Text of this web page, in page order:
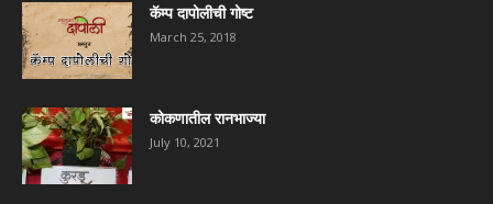
कॅम्प दापोलीची गोष्ट
March 25, 2018
कोकणातील रानभाज्या
July 10, 2021